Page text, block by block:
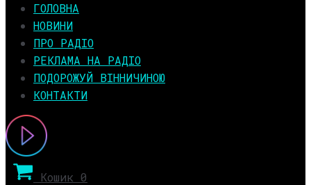
ГОЛОВНА
НОВИНИ
ПРО РАДІО
РЕКЛАМА НА РАДІО
ПОДОРОЖУЙ ВІННИЧИНОЮ
КОНТАКТИ
Кошик 0